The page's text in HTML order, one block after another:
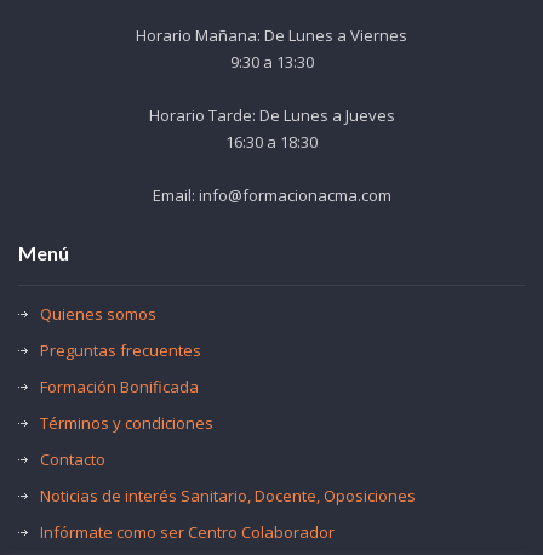
Horario Mañana: De Lunes a Viernes
9:30 a 13:30
Horario Tarde: De Lunes a Jueves
16:30 a 18:30
Email: info@formacionacma.com
Menú
Quienes somos
Preguntas frecuentes
Formación Bonificada
Términos y condiciones
Contacto
Noticias de interés Sanitario, Docente, Oposiciones
Infórmate como ser Centro Colaborador